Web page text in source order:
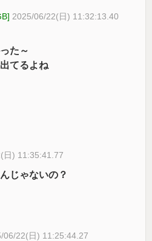
2025/06/22(日) 11:32:13.40
た～
てるよね
日) 11:35:41.77
じゃないの？
06/22(日) 11:25:44.27